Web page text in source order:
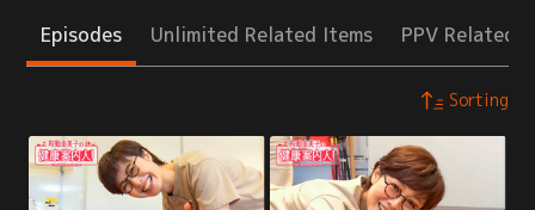
Episodes Unlimited Related Items PPV Related
Sorting